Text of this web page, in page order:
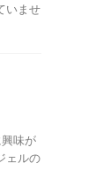
いませ
味が
ェルの